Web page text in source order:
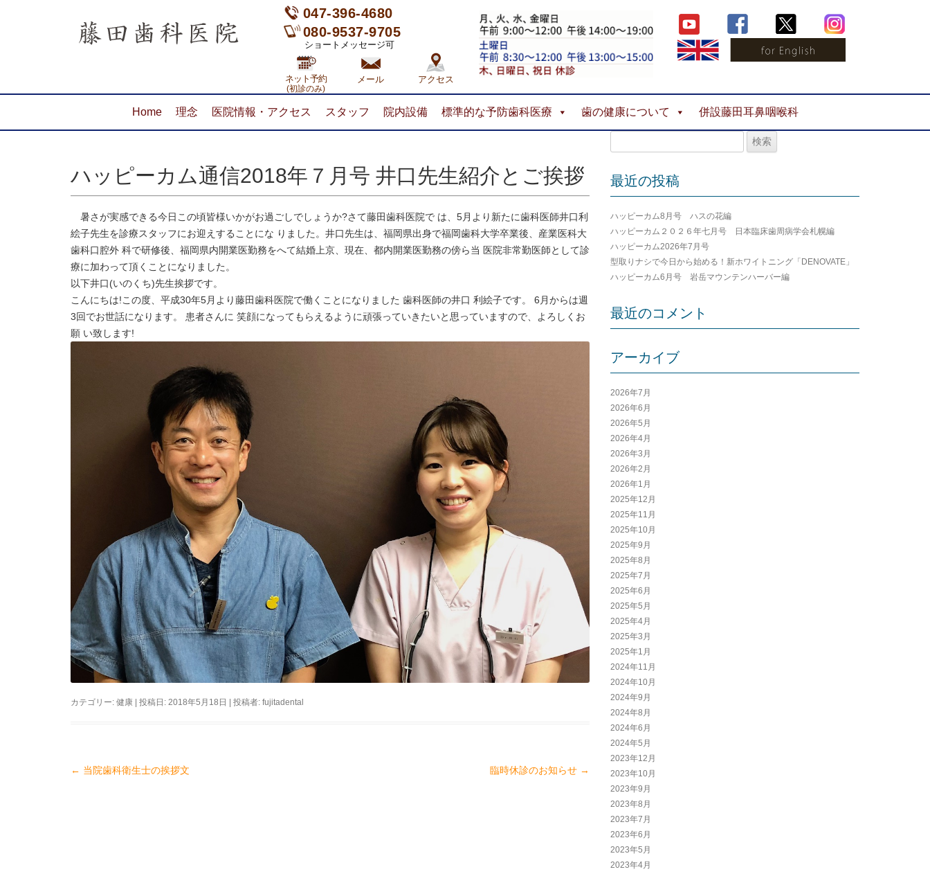
047-396-4680
080-9537-9705
ショートメッセージ可
ネット予約
(初診のみ)
メール アクセス
ン
テ
へ
ス
キ
ッ
プ
Home 理念 医院情報・アクセス スタッフ 院内設備 標準的な予防歯科医療 歯の健康について 併設藤田耳鼻咽喉科
ハッピーカム通信2018年７月号 井口先生紹介とご挨拶
暑さが実感できる今日この頃皆様いかがお過ごしでしょうか?さて藤田歯科医院で は、5月より新たに歯科医師井口利
絵子先生を診療スタッフにお迎えすることにな りました。井口先生は、福岡県出身で福岡歯科大学卒業後、産業医科大
歯科口腔外 科で研修後、福岡県内開業医勤務をへて結婚上京、現在、都内開業医勤務の傍ら当 医院非常勤医師として診
療に加わって頂くことになりました。
以下井口(いのくち)先生挨拶です。
こんにちは!この度、平成30年5月より藤田歯科医院で働くことになりました 歯科医師の井口 利絵子です。 6月からは週
3回でお世話になります。 患者さんに 笑顔になってもらえるように頑張っていきたいと思っていますので、よろしくお
願 い致します!
カテゴリー: 健康 | 投稿日: 2018年5月18日 投稿者: fujitadental
← 当院歯科衛生士の挨拶文 臨時休診のお知らせ →
最近の投稿
ハッピーカム8月号 ハスの花編
ハッピーカム２０２６年七月号 日本臨床歯周病学会札幌編
ハッピーカム2026年7月号
型取りナシで今日から始める！新ホワイトニング「DENOVATE」
ハッピーカム6月号 岩岳マウンテンハーバー編
最近のコメント
アーカイブ
2026年7月
2026年6月
2026年5月
2026年4月
2026年3月
2026年2月
2026年1月
2025年12月
2025年11月
2025年10月
2025年9月
2025年8月
2025年7月
2025年6月
2025年5月
2025年4月
2025年3月
2025年1月
2024年11月
2024年10月
2024年9月
2024年8月
2024年6月
2024年5月
2023年12月
2023年10月
2023年9月
2023年8月
2023年7月
2023年6月
2023年5月
2023年4月